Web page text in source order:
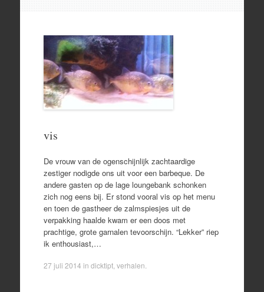
vis
De vrouw van de ogenschijnlijk zachtaardige
zestiger nodigde ons uit voor een barbeque. De
andere gasten op de lage loungebank schonken
zich nog eens bij. Er stond vooral vis op het menu
en toen de gastheer de zalmspiesjes uit de
verpakking haalde kwam er een doos met
prachtige, grote garnalen tevoorschijn. “Lekker” riep
ik enthousiast,…
27 juli 2014 in dicktipt, verhalen